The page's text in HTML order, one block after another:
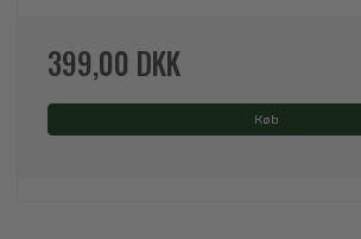
399,00 DKK
Køb